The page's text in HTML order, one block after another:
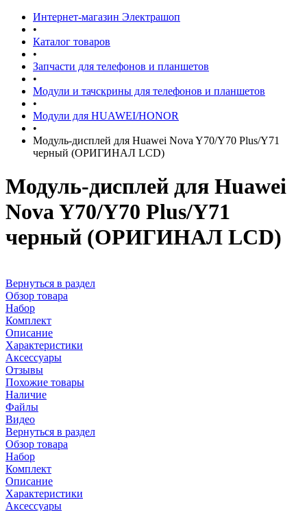
Интернет-магазин Электрашоп
•
Каталог товаров
•
Запчасти для телефонов и планшетов
•
Модули и тачскрины для телефонов и планшетов
•
Модули для HUAWEI/HONOR
•
Модуль-дисплей для Huawei Nova Y70/Y70 Plus/Y71
черный (ОРИГИНАЛ LCD)
Модуль-дисплей для Huawei
Nova Y70/Y70 Plus/Y71
черный (ОРИГИНАЛ LCD)
Вернуться в раздел
Обзор товара
Набор
Комплект
Описание
Характеристики
Аксессуары
Отзывы
Похожие товары
Наличие
Файлы
Видео
Вернуться в раздел
Обзор товара
Набор
Комплект
Описание
Характеристики
Аксессуары